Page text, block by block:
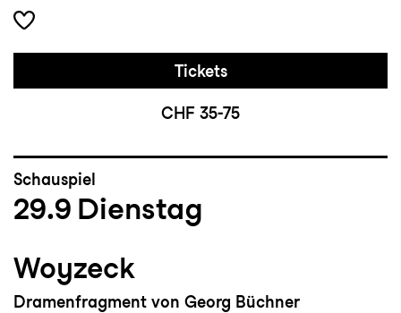
Tickets
CHF 35-75
Schauspiel
29.9 Dienstag
Woyzeck
Dramenfragment von Georg Büchner